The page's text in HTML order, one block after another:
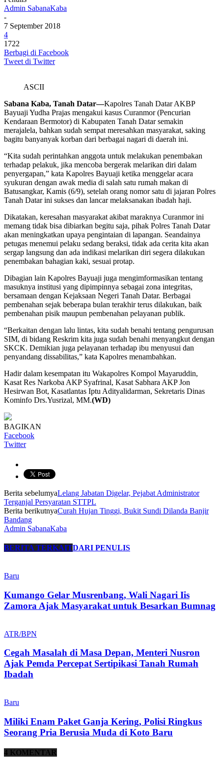
Admin SabanaKaba
-
7 September 2018
4
1722
Berbagi di Facebook
Tweet di Twitter
ASCII
Sabana Kaba, Tanah Datar—Kapolres Tanah Datar AKBP
Bayuaji Yudha Prajas mengakui kasus Curanmor (Pencurian
Kendaraan Bermotor) di Kabupaten Tanah Datar semakin
merajalela, bahkan sudah sempat meresahkan masyarakat, saking
bagitu banyanyak korban dari berbagai nagari di daerah ini.
“Kita sudah perintahkan anggota untuk melakukan penembakan
terhadap pelakuk, jika mencoba bergerak melarikan diri dalam
penyergapan,” kata Kapolres Bayuaji ketika menggelar acara
syukuran dengan awak media di salah satu rumah makan di
Batusangkar, Kamis (6/9), setelah orang nomor satu di jajaran Polres
Tanah Datar ini sukses dan lancar melaksanakan ibadah haji.
Dikatakan, keresahan masyarakat akibat maraknya Curanmor ini
memang tidak bisa dibiarkan begitu saja, pihak Polres Tanah Datar
akan meningkatkan upaya pengintaian di lapangan. Seandainya
petugas menemui pelaku sedang beraksi, tidak ada cerita kita akan
sergap langsung dan ada indikasi melarikan diri segera dilakukan
penembakan bahagian kaki, sesuai protap.
Dibagian lain Kapolres Bayuaji juga mengimformasikan tentang
masuknya institusi yang dipimpinnya sebagai zona integritas,
bersamaan dengan Kejaksaan Negeri Tanah Datar. Berbagai
pembenahan sejak beberapa bulan terakhir terus dilakukan, baik
pembenahan pisik maupun pembenahan pelayanan publik.
“Berkaitan dengan lalu lintas, kita sudah benahi tentang pengurusan
SIM, di bidang Reskrim kita juga sudah benahi menyangkut dengan
SKCK. Demikian juga pelayanan terhadap ibu menyusui dan
penyandang dissabilitas,” kata Kapolres menambahkan.
Hadir dalam kesempatan itu Wakapolres Kompol Mayaruddin,
Kasat Res Narkoba AKP Syafrinal, Kasat Sabhara AKP Jon
Hesirwan Bot, Kasatlantas Iptu Adityalidarman, Sekretaris Dinas
Kominfo Drs.Yusrizal, MM.(WD)
BAGIKAN
Facebook
Twitter
Berita sebelumyaLelang Jabatan Digelar, Pejabat Administrator
Terganjal Persyaratan STTPL
Berita berikutnyaCurah Hujan Tinggi, Bukit Sundi Dilanda Banjir
Bandang
Admin SabanaKaba
BERITA TERKAITDARI PENULIS
Baru
Kumango Gelar Musrenbang, Wali Nagari Iis
Zamora Ajak Masyarakat untuk Besarkan Bumnag
ATR/BPN
Cegah Masalah di Masa Depan, Menteri Nusron
Ajak Pemda Percepat Sertipikasi Tanah Rumah
Ibadah
Baru
Miliki Enam Paket Ganja Kering, Polisi Ringkus
Seorang Pria Berusia Muda di Koto Baru
4 KOMENTAR